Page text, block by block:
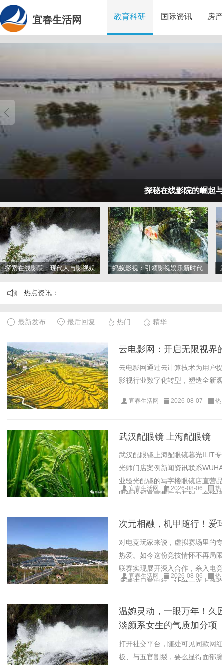
宜春生活网 教育科研 国际资讯 房
探索在线影院：现代人与影视娱
蚂蚁影视：引领影视娱乐新时代
热点资讯：
最新发布 最后回复 热门 精华
云电影网：开启无限视界
云电影网通过云计算技术为用户
影视行业数字化转型，塑造全新
宜春生活网 2026-08-07
武汉配眼镜 上海配眼镜
武汉配眼镜上海配眼镜暮光ILIT
光师门店案例新闻资讯联系
业验光配镜的写字楼眼镜店直营
明价格和直营售后为基础，全场
宜春生活网 2026-08-06
次元相融，机甲随行！爱
对电竞玩家来说，虚拟赛场里的
热爱。如今这份竞技情怀不再局
联赛实现展开深入合作，杀入电
感搬进日常出行，让每一次上路
宜春生活网 2026-08-06
温婉灵动，一眼万年！久
淡颜系女生的气质加分项
打开社交平台，随处可见同款网
板、与五官割裂，要么显得面部